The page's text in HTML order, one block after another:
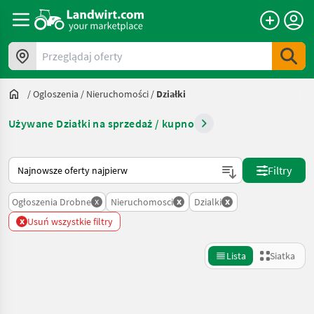
Przeglądaj oferty
/Ogloszenia / Nieruchomości / Działki
Używane Działki na sprzedaż / kupno
Tak sortuje się na Landwirt.com
Filtry
Ogłoszenia Drobne x Nieruchomosci x Dzialki x
x Usuń wszystkie filtry
Lista Siatka